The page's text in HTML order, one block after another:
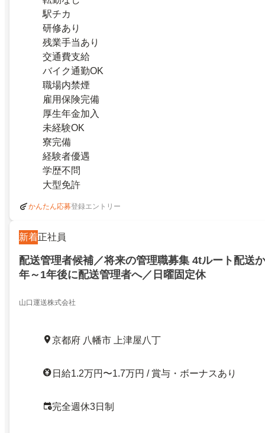
駅チカ
研修あり
残業手当あり
交通費支給
バイク通勤OK
職場内禁煙
雇用保険完備
厚生年金加入
未経験OK
寮完備
経験者優遇
学歴不問
大型免許
かんたん応募登録エントリー
新着正社員
配送管理者候補／将来の管理職募集 4tルート配送
年～1年後に配送管理者へ／日曜固定休
山口運送株式会社
京都府 八幡市 上津屋八丁
日給1.2万円〜1.7万円 / 賞与・ボーナスあり
完全週休3日制